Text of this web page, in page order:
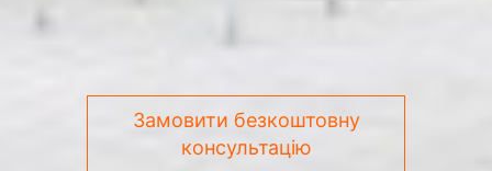
Замовити безкоштовну
консультацію